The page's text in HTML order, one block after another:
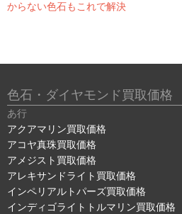
からない色石もこれで解決
色石・ダイヤモンド買取価格
あ行
アクアマリン買取価格
アコヤ真珠買取価格
アメジスト買取価格
アレキサンドライト買取価格
インペリアルトパーズ買取価格
インディゴライトトルマリン買取価格